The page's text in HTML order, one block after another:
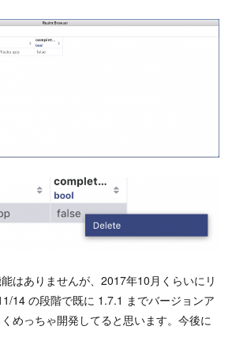
はありませんが、2017年10月くらいにリ
14 の段階で既に 1.7.1 までバージョンア
めっちゃ開発してると思います。今後に